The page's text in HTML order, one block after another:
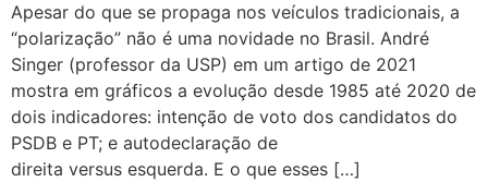
Apesar do que se propaga nos veículos tradicionais, a
“polarização” não é uma novidade no Brasil. André
Singer (professor da USP) em um artigo de 2021
mostra em gráficos a evolução desde 1985 até 2020 de
dois indicadores: intenção de voto dos candidatos do
PSDB e PT; e autodeclaração de
direita versus esquerda. E o que esses […]